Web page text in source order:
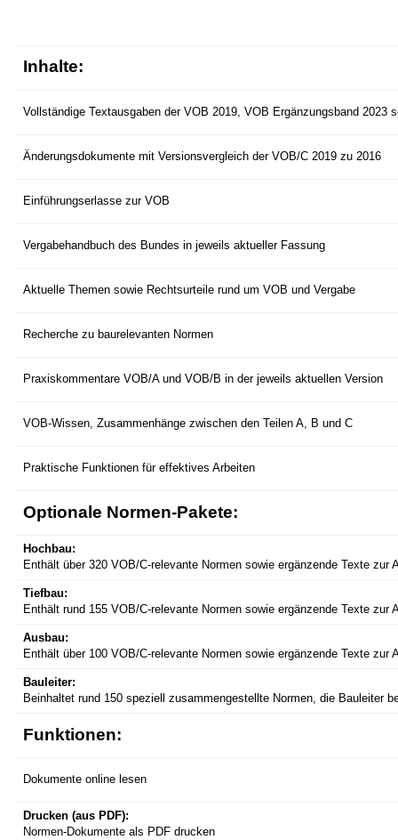
Inhalte:
Vollständige Textausgaben der VOB 2019, VOB Ergänzungsband 2023
Änderungsdokumente mit Versionsvergleich der VOB/C 2019 zu 2016
Einführungserlasse zur VOB
Vergabehandbuch des Bundes in jeweils aktueller Fassung
Aktuelle Themen sowie Rechtsurteile rund um VOB und Vergabe
Recherche zu baurelevanten Normen
Praxiskommentare VOB/A und VOB/B in der jeweils aktuellen Version
VOB-Wissen, Zusammenhänge zwischen den Teilen A, B und C
Praktische Funktionen für effektives Arbeiten
Optionale Normen-Pakete:
Hochbau:
Enthält über 320 VOB/C-relevante Normen sowie ergänzende Texte zur
Tiefbau:
Enthält rund 155 VOB/C-relevante Normen sowie ergänzende Texte zur
Ausbau:
Enthält über 100 VOB/C-relevante Normen sowie ergänzende Texte zur
Bauleiter:
Beinhaltet rund 150 speziell zusammengestellte Normen, die Bauleiter
Funktionen:
Dokumente online lesen
Drucken (aus PDF):
Normen-Dokumente als PDF drucken